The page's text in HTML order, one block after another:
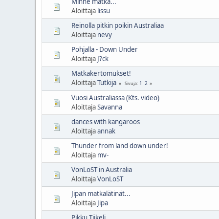
Aloittaja lissu
Reinolla pitkin poikin Australiaa
Aloittaja nevy
Pohjalla - Down Under
Aloittaja J?ck
Matkakertomukset!
AloittajaTutkija Sivuja 1 2
Vuosi Australiassa (Kts. video)
AloittajaSavanna
dances with kangaroos
Aloittajaannak
Thunder from land down under!
Aloittaja mv-
VonLoST in Australia
AloittajaVonLoST
Jipan matkalätinät...
Aloittaja Jipa